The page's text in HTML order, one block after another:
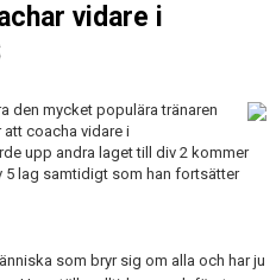
vidare i
den mycket populära tränaren
coacha vidare i
upp andra laget till div 2 kommer
5 lag samtidigt som han fortsätter
som bryr sig om alla och har ju